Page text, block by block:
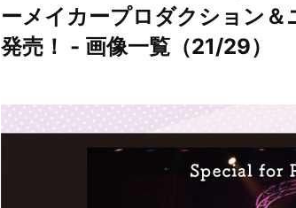
ーメイカープロダクション＆
発売！ - 画像一覧（21/29）